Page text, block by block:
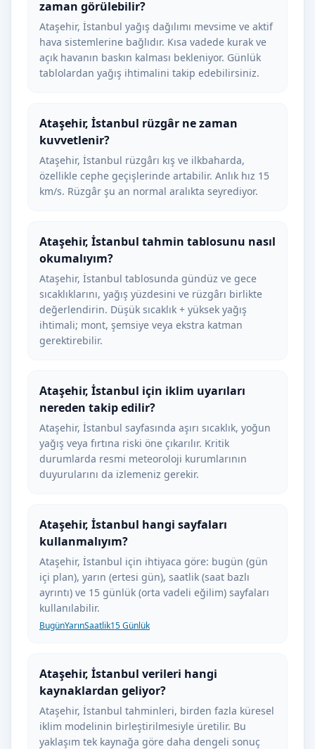
zaman görülebilir?
Ataşehir, İstanbul yağış dağılımı mevsime ve aktif
hava sistemlerine bağlıdır. Kısa vadede kurak ve
açık havanın baskın kalması bekleniyor. Günlük
tablolardan yağış ihtimalini takip edebilirsiniz.
Ataşehir, İstanbul rüzgâr ne zaman
kuvvetlenir?
Ataşehir, İstanbul rüzgârı kış ve ilkbaharda,
özellikle cephe geçişlerinde artabilir. Anlık hız 15
km/s. Rüzgâr şu an normal aralıkta seyrediyor.
Ataşehir, İstanbul tahmin tablosunu nasıl
okumalıyım?
Ataşehir, İstanbul tablosunda gündüz ve gece
sıcaklıklarını, yağış yüzdesini ve rüzgârı birlikte
değerlendirin. Düşük sıcaklık + yüksek yağış
ihtimali; mont, şemsiye veya ekstra katman
gerektirebilir.
Ataşehir, İstanbul için iklim uyarıları
nereden takip edilir?
Ataşehir, İstanbul sayfasında aşırı sıcaklık, yoğun
yağış veya fırtına riski öne çıkarılır. Kritik
durumlarda resmi meteoroloji kurumlarının
duyurularını da izlemeniz gerekir.
Ataşehir, İstanbul hangi sayfaları
kullanmalıyım?
Ataşehir, İstanbul için ihtiyaca göre: bugün (gün
içi plan), yarın (ertesi gün), saatlik (saat bazlı
ayrıntı) ve 15 günlük (orta vadeli eğilim) sayfaları
kullanılabilir.
BugünYarınSaatlik15 Günlük
Ataşehir, İstanbul verileri hangi
kaynaklardan geliyor?
Ataşehir, İstanbul tahminleri, birden fazla küresel
iklim modelinin birleştirilmesiyle üretilir. Bu
yaklaşım tek kaynağa göre daha dengeli sonuç